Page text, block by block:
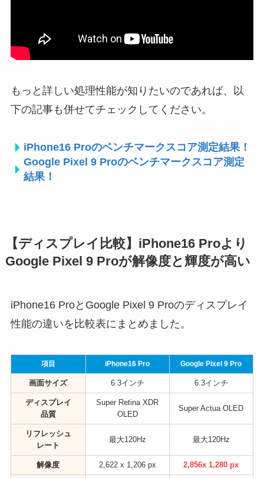
もっと詳しい処理性能が知りたいのであれば、以
下の記事も併せてチェックしてください。
iPhone16 Proのベンチマークスコア測定結果！
Google Pixel 9 Proのベンチマークスコア測定
結果！
【ディスプレイ比較】iPhone16 Proより
Google Pixel 9 Proが解像度と 輝度が高い
iPhone16 ProとGoogle Pixel 9 Proのディスプレイ
性能の違いを比較表にまとめました。
項目 iPhone16 Pro Google Pixel 9 Pro
画面サイズ 6.3インチ 6.3インチ
ディスプレイ
品質
Super Retina XDR
OLED
Super Actua OLED
リフレッシュ
レート
最大120Hz 最大120Hz
解像度 2,622 x 1,206 px 2,856x 1,280 px